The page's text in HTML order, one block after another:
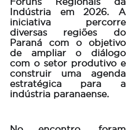
Indústria em 2026. A
iniciativa percorre
diversas regiões do
Paraná com o objetivo
de ampliar o diálogo
com o setor produtivo e
construir uma agenda
estratégica para a
indústria paranaense.